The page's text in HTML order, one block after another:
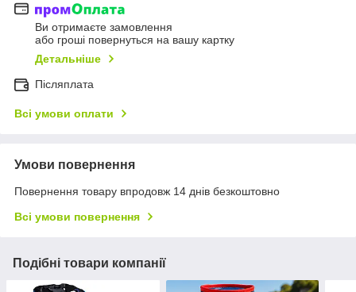
Ви отримаєте замовлення
або гроші повернуться на вашу картку
Детальніше
Післяплата
Всі умови оплати
Умови повернення
Повернення товару впродовж 14 днів безкоштовно
Всі умови повернення
Подібні товари компанії